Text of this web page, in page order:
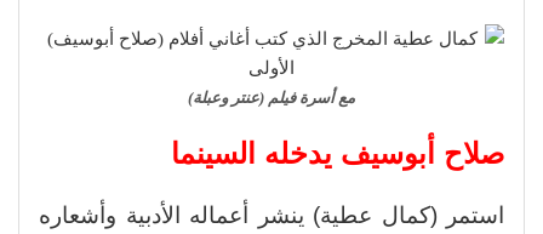
مع أسرة فيلم (عنتر وعبلة)
صلاح أبوسيف يدخله السينما
استمر (كمال عطية) ينشر أعماله الأدبية وأشعاره